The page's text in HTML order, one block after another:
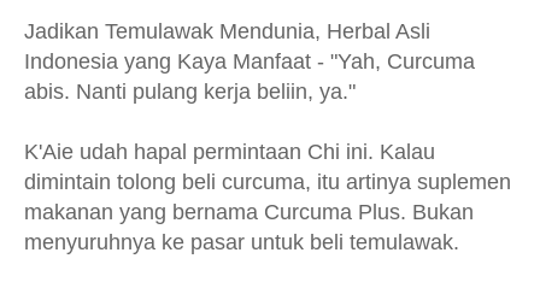
Jadikan Temulawak Mendunia, Herbal Asli
Indonesia yang Kaya Manfaat - "Yah, Curcuma
abis. Nanti pulang kerja beliin, ya."
K'Aie udah hapal permintaan Chi ini. Kalau
dimintain tolong beli curcuma, itu artinya suplemen
makanan yang bernama Curcuma Plus. Bukan
menyuruhnya ke pasar untuk beli temulawak.